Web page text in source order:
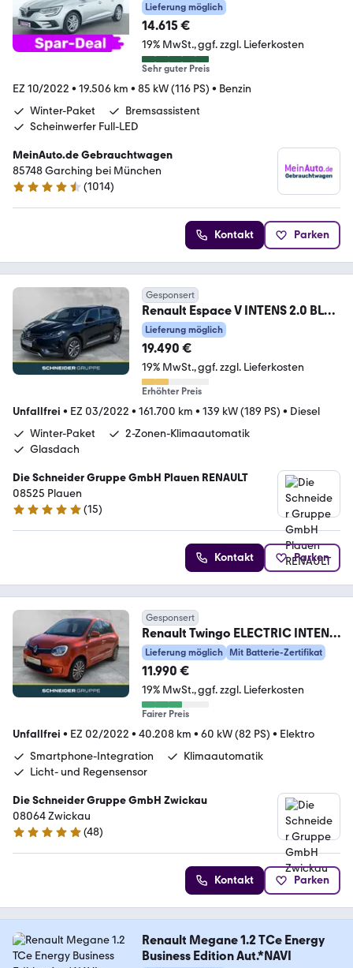
Paket|Lenkradheizung|Navi|LED
Lieferung möglich
14.615 €
19% MwSt. ggf. zzgl. Lieferkosten
Sehr guter Preis
EZ 10/2022 • 19.506 km • 85 kW (116 PS) • Benzin
Winter-Paket
Bremsassistent
Scheinwerfer Full-LED
MeinAuto.de Gebrauchtwagen
85748 Garching bei München
4.6 Sterne
(1014)
Kontakt Parken
Gesponsert
Renault Espace V INTENS 2.0 BLUE
dCi 190 LED+PDC+SHZ+ACC
Lieferung möglich
19.490 €
19% MwSt. ggf. zzgl. Lieferkosten
Erhöhter Preis
Unfallfrei • EZ 03/2022 • 161.700 km • 139 kW (189 PS) • Diesel
Winter-Paket
2-Zonen-Klimaautomatik
Glasdach
Die Schneider Gruppe GmbH Plauen RENAULT
08525 Plauen
4.8 Sterne
(15)
Kontakt Parken
Gesponsert
Renault Twingo ELECTRIC INTENS
KLIMA+SHZ+DAB+TEMPOMAT
Lieferung möglich Mit Batterie-Zertifikat
11.990 €
19% MwSt. ggf. zzgl. Lieferkosten
Fairer Preis
Unfallfrei • EZ 02/2022 • 40.208 km • 60 kW (82 PS) • Elektro
Smartphone-Integration
Klimaautomatik
Licht- und Regensensor
Die Schneider Gruppe GmbH Zwickau
08064 Zwickau
4.8 Sterne
(48)
Kontakt Parken
Renault Megane 1.2 TCe Energy
Business Edition Aut.*NAVI